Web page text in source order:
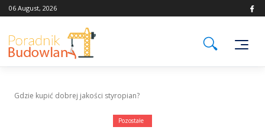
Skip
to
06 August, 2026
Gdzie kupić dobrej jakości styropian?
Pozostałe